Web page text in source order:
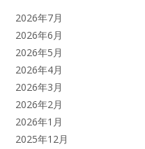
2026年7月
2026年6月
2026年5月
2026年4月
2026年3月
2026年2月
2026年1月
2025年12月